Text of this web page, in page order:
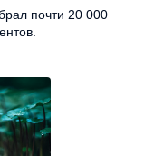
почти 20 000